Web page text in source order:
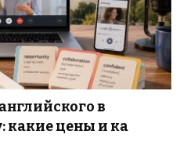
в
какие цены и ка